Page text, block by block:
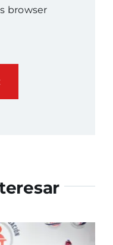
browser